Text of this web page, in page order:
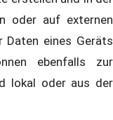
oder auf externen
Daten eines Geräts
ebenfalls zur
lokal oder aus der